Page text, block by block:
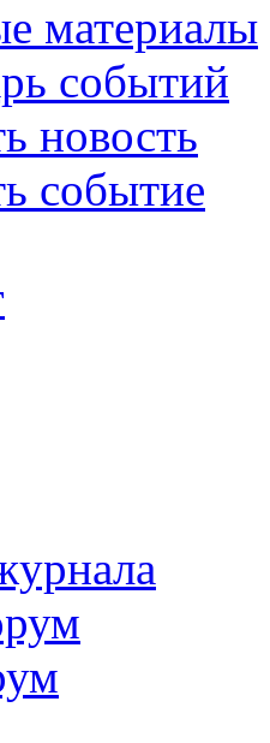
материалы
событий
новость
событие